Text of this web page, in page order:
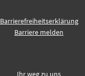
Barrierefreiheitserklärung
Barriere melden
Ihr weg zu uns